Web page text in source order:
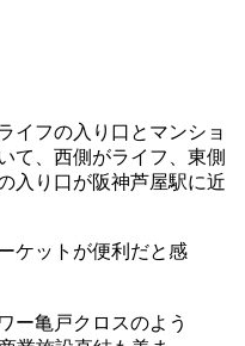
イフの入り口とマンショ
て、西側がライフ、東側
入り口が阪神芦屋駅に近
ケットが便利だと感
ー亀戸クロスのよう